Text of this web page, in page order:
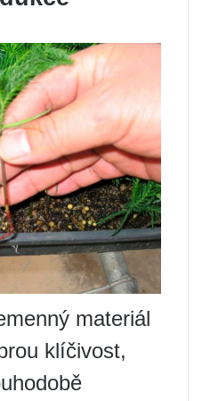
materiál
klíčivost,